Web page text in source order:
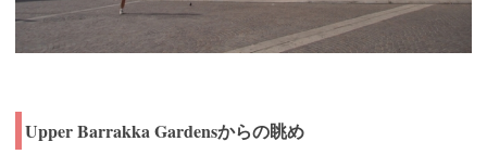
Upper Barrakka Gardensからの眺め